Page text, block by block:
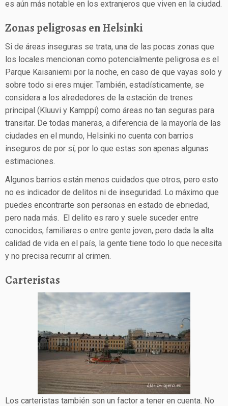
es aún más notable en los extranjeros que viven en la ciudad.
Zonas peligrosas en Helsinki
Si de áreas inseguras se trata, una de las pocas zonas que
los locales mencionan como potencialmente peligrosa es el
Parque Kaisaniemi por la noche, en caso de que vayas solo y
sobre todo si eres mujer. También, estadísticamente, se
considera a los alrededores de la estación de trenes
principal (Kluuvi y Kamppi) como áreas no tan seguras para
transitar. De todas maneras, a diferencia de la mayoría de las
ciudades en el mundo, Helsinki no cuenta con barrios
inseguros de por sí, por lo que estas son apenas algunas
estimaciones.
Algunos barrios están menos cuidados que otros, pero esto
no es indicador de delitos ni de inseguridad. Lo máximo que
puedes encontrarte son personas en estado de ebriedad,
pero nada más. El delito es raro y suele suceder entre
conocidos, familiares o entre gente joven, pero dada la alta
calidad de vida en el país, la gente tiene todo lo que necesita
y no precisa recurrir al crimen.
Carteristas
Los carteristas también son un factor a tener en cuenta. No